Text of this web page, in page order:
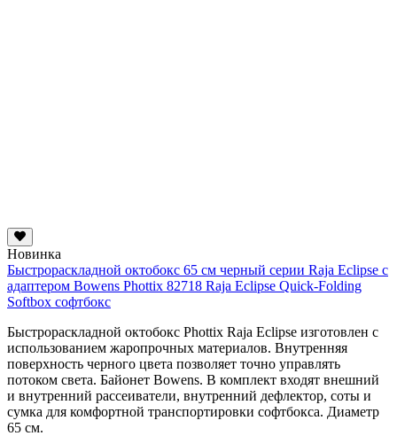
Новинка
Быстрораскладной октобокс 65 см черный серии Raja Eclipse с
адаптером Bowens Phottix 82718 Raja Eclipse Quick-Folding
Softbox софтбокс
Быстрораскладной октобокс Phottix Raja Eclipse изготовлен с
использованием жаропрочных материалов. Внутренняя
поверхность черного цвета позволяет точно управлять
потоком света. Байонет Bowens. В комплект входят внешний
и внутренний рассеиватели, внутренний дефлектор, соты и
сумка для комфортной транспортировки софтбокса. Диаметр
65 см.